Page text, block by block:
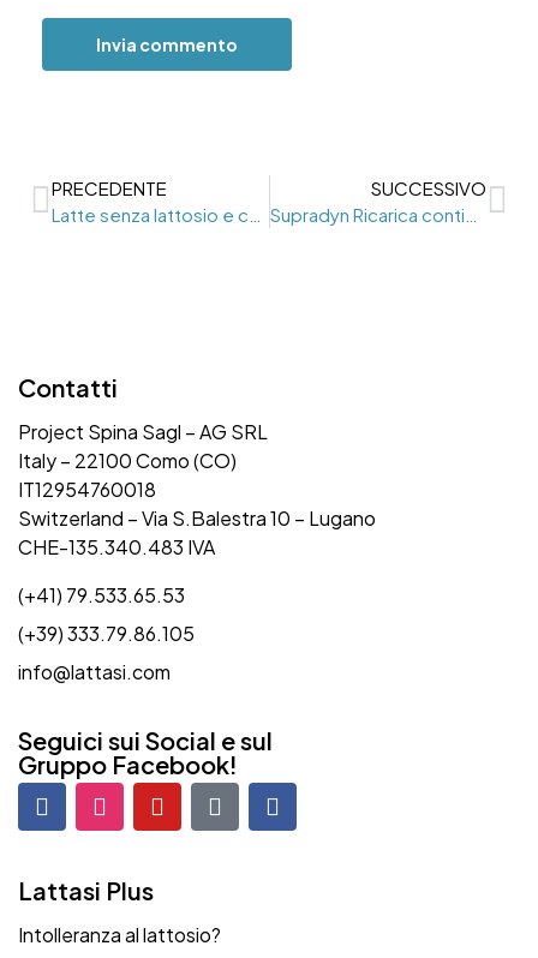
PRECEDENTE
SUCCESSIVO
Contatti
Project Spina Sagl – AG SRL
Italy – 22100 Como (CO)
IT12954760018
Switzerland – Via S.Balestra 10 – Lugano
CHE-135.340.483 IVA
(+41) 79.533.65.53
(+39) 333.79.86.105
info@lattasi.com
Seguici sui Social e sul
Gruppo Facebook!
Lattasi Plus
Intolleranza al lattosio?